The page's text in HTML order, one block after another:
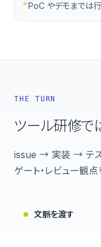
“PoC やデモまでは
THE TURN
ツール研修で
issue → 実装 → テス
ゲート・レビュー観
文脈を渡す